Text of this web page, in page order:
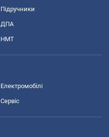
Підручники
ДПА
НМТ
Електромобілі
Сервіс